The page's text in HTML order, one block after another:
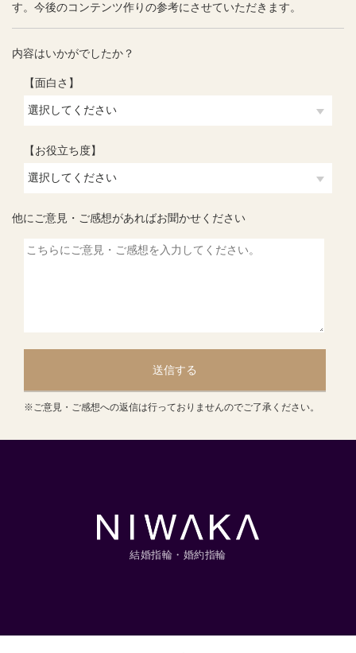
す。今後のコンテンツ作りの参考にさせていただきます。
内容はいかがでしたか？
【面白さ】
【お役立ち度】
他にご意見・ご感想があればお聞かせください
送信する
※ご意見・ご感想への返信は行っておりませんのでご了承ください。
結婚指輪・婚約指輪